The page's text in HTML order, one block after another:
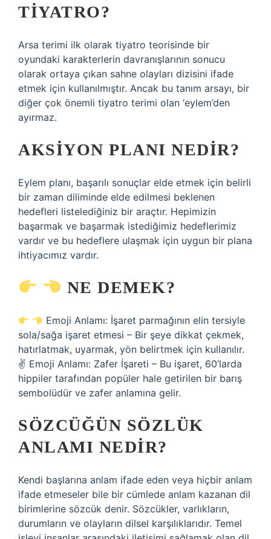
TIYATRO?
Arsa terimi ilk olarak tiyatro teorisinde bir
oyundaki karakterlerin davranışlarının sonucu
olarak ortaya çıkan sahne olayları dizisini ifade
etmek için kullanılmıştır. Ancak bu tanım arsayı, bir
diğer çok önemli tiyatro terimi olan ‘eylem’den
ayırmaz.
AKSIYON PLANI NEDIR?
Eylem planı, başarılı sonuçlar elde etmek için belirli
bir zaman diliminde elde edilmesi beklenen
hedefleri listelediğiniz bir araçtır. Hepimizin
başarmak ve başarmak istediğimiz hedeflerimiz
vardır ve bu hedeflere ulaşmak için uygun bir plana
ihtiyacımız vardır.
NE DEMEK?
Emoji Anlamı: İşaret parmağının elin tersiyle
sola/sağa işaret etmesi – Bir şeye dikkat çekmek,
hatırlatmak, uyarmak, yön belirtmek için kullanılır.
✌ Emoji Anlamı: Zafer İşareti – Bu işaret, 60’larda
hippiler tarafından popüler hale getirilen bir barış
sembolüdür ve zafer anlamına gelir.
SÖZCÜĞÜN SÖZLÜK
ANLAMI NEDIR?
Kendi başlarına anlam ifade eden veya hiçbir anlam
ifade etmeseler bile bir cümlede anlam kazanan dil
birimlerine sözcük denir. Sözcükler, varlıkların,
durumların ve olayların dilsel karşılıklarıdır. Temel